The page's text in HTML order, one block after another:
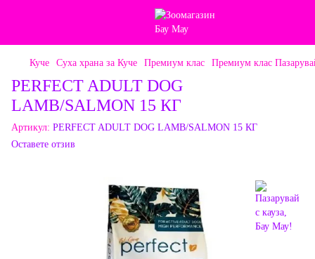
Куче Суха храна за Куче Премиум клас Премиум клас
PERFECT ADULT DOG
LAMB/SALMON 15 КГ
Артикул: PERFECT ADULT DOG LAMB/SALMON 15 КГ
Оставете отзив